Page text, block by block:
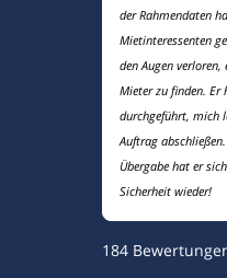
der Rahmendaten
Mietinteressenten
den Augen
Mieter zu finden. Er
durchgeführt, mich
Auftrag
Übergabe hat er
Sicherheit wieder!
184